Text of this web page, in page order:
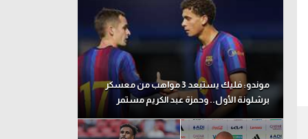
تقرير في الجول
تحليل في الجول
حكايات في الجول
كويز في الجول
فيديو في الجول
موندو: فليك يستبعد 3 مواهب من معسكر
برشلونة الأول.. وحمزة عبد الكريم مستمر